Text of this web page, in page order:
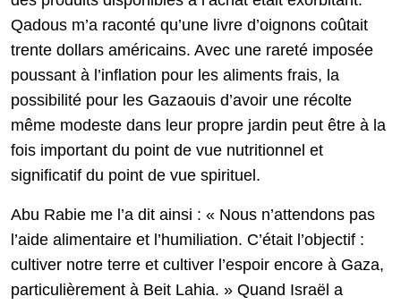
Qadous m’a raconté qu’une livre d’oignons coûtait
trente dollars américains. Avec une rareté imposée
poussant à l’inflation pour les aliments frais, la
possibilité pour les Gazaouis d’avoir une récolte
même modeste dans leur propre jardin peut être à la
fois important du point de vue nutritionnel et
significatif du point de vue spirituel.
Abu Rabie me l’a dit ainsi : « Nous n’attendons pas
l’aide alimentaire et l’humiliation. C’était l’objectif :
cultiver notre terre et cultiver l’espoir encore à Gaza,
particulièrement à Beit Lahia. » Quand Israël a